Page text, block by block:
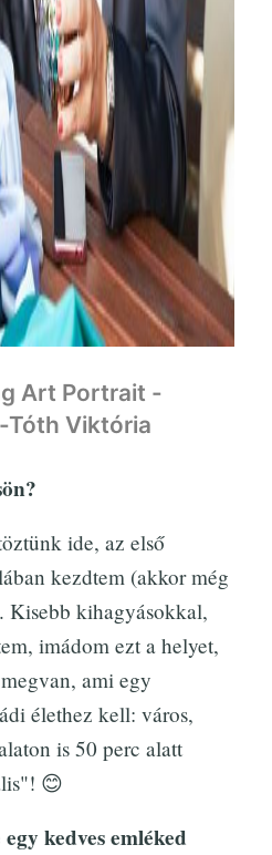
Art Portrait -
Tóth Viktória
ide, az első
kezdtem (akkor még
Kisebb kihagyásokkal,
imádom ezt a helyet,
ami egy
élethez kell: város,
is 50 perc alatt
😊
kedves emléked